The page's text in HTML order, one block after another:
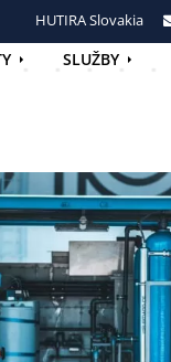
HUTIRA Slovakia
SLUŽBY